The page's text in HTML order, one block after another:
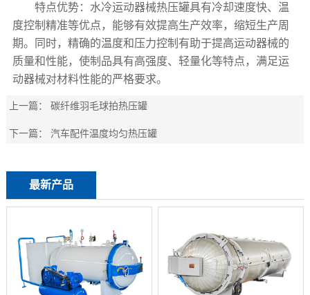
特点优势：水冷运动器械热压罐具有冷却速度快、温
度控制精准等优点，能够有效提高生产效率，缩短生产周
期。同时，精确的温度和压力控制有助于提高运动器械的
质量和性能，使制品具有高强度、轻量化等特点，满足运
动器械对材料性能的严格要求。
上一篇：碳纤维羽毛球拍热压罐
下一篇：汽车配件温度均匀热压罐
最新产品